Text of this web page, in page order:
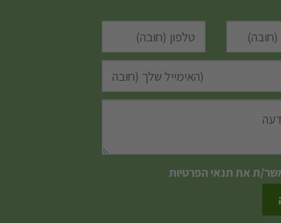
ת אתתנאי הפרטיות